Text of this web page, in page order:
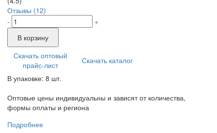
Отзывы (12)
-
+
В корзину
Скачать оптовый
прайс-лист
Скачать каталог
В упаковке: 8 шт.
Оптовые цены индивидуальны и зависят от количества,
формы оплаты и региона
Подробнее